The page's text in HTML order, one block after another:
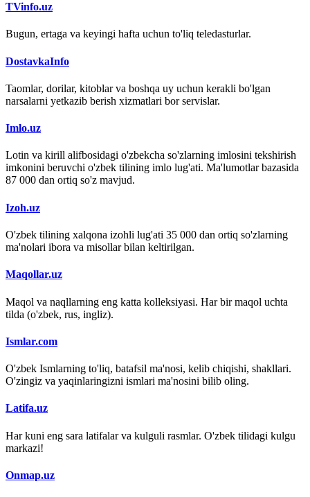
TVinfo.uz
Bugun, ertaga va keyingi hafta uchun to'liq teledasturlar.
DostavkaInfo
Taomlar, dorilar, kitoblar va boshqa uy uchun kerakli bo'lgan
narsalarni yetkazib berish xizmatlari bor servislar.
Imlo.uz
Lotin va kirill alifbosidagi o'zbekcha so'zlarning imlosini tekshirish
imkonini beruvchi o'zbek tilining imlo lug'ati. Ma'lumotlar bazasida
87 000 dan ortiq so'z mavjud.
Izoh.uz
O'zbek tilining xalqona izohli lug'ati 35 000 dan ortiq so'zlarning
ma'nolari ibora va misollar bilan keltirilgan.
Maqollar.uz
Maqol va naqllarning eng katta kolleksiyasi. Har bir maqol uchta
tilda (o'zbek, rus, ingliz).
Ismlar.com
O'zbek Ismlarning to'liq, batafsil ma'nosi, kelib chiqishi, shakllari.
O'zingiz va yaqinlaringizni ismlari ma'nosini bilib oling.
Latifa.uz
Har kuni eng sara latifalar va kulguli rasmlar. O'zbek tilidagi kulgu
markazi!
Onmap.uz